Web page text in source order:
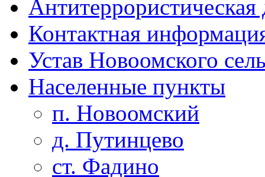
Антитеррористическая
Контактная
Устав Новоомского
Населенные пункты
п. Новоомский
д. Путинцево
ст. Фадино